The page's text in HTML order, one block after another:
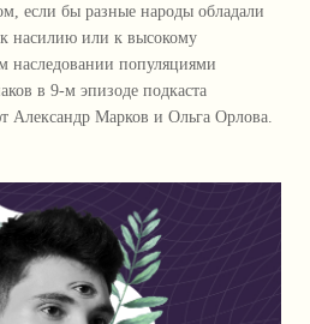
если бы разные народы обладали
к насилию или к высокому
наследовании популяциями
в 9-м эпизоде подкаста
Александр Марков и Ольга Орлова.